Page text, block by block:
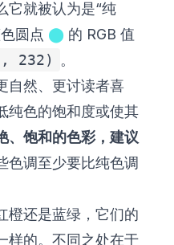
它就被认为是“纯
圆点 ⬤ 的 RGB 值
232)
。
自然、更讨读者喜
纯色的饱和度或使其
、饱和的色彩，建议
色调至少要比纯色调
橙还是蓝绿，它们的
样的。不同之处在于